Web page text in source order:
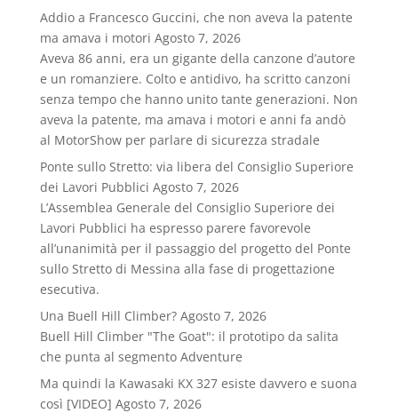
Addio a Francesco Guccini, che non aveva la patente
ma amava i motori Agosto 7, 2026
Aveva 86 anni, era un gigante della canzone d’autore
e un romanziere. Colto e antidivo, ha scritto canzoni
senza tempo che hanno unito tante generazioni. Non
aveva la patente, ma amava i motori e anni fa andò
al MotorShow per parlare di sicurezza stradale
Ponte sullo Stretto: via libera del Consiglio Superiore
dei Lavori Pubblici Agosto 7, 2026
L’Assemblea Generale del Consiglio Superiore dei
Lavori Pubblici ha espresso parere favorevole
all’unanimità per il passaggio del progetto del Ponte
sullo Stretto di Messina alla fase di progettazione
esecutiva.
Una Buell Hill Climber? Agosto 7, 2026
Buell Hill Climber "The Goat": il prototipo da salita
che punta al segmento Adventure
Ma quindi la Kawasaki KX 327 esiste davvero e suona
così [VIDEO] Agosto 7, 2026